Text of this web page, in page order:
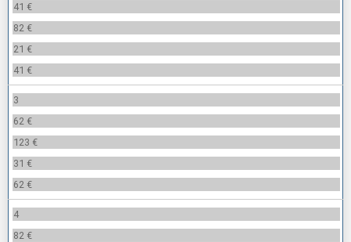
41 €
82 €
21 €
41 €
3
62 €
123 €
31 €
62 €
4
82 €